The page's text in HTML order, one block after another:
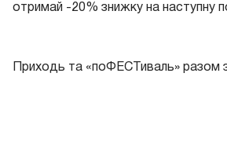
отримай -20% знижку на наступну
Приходь та «поФЕСТиваль» разом